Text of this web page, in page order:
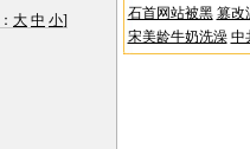
大 中 小]
石首网站被黑 篡改
宋美龄牛奶洗澡 中